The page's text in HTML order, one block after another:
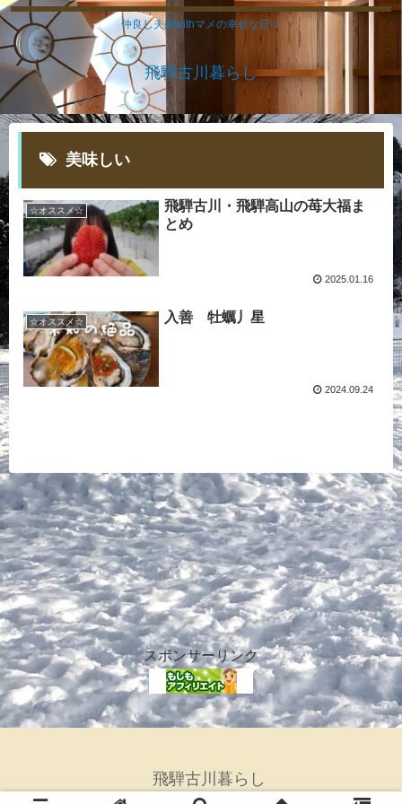
仲良し夫婦withマメの幸せな日々
飛騨古川暮らし
美味しい
☆オススメ☆
飛騨古川・飛騨高山の苺大福ま
とめ
2025.01.16
☆オススメ☆ 入善 牡蠣丿星
2024.09.24
スポンサーリンク
飛騨古川暮らし